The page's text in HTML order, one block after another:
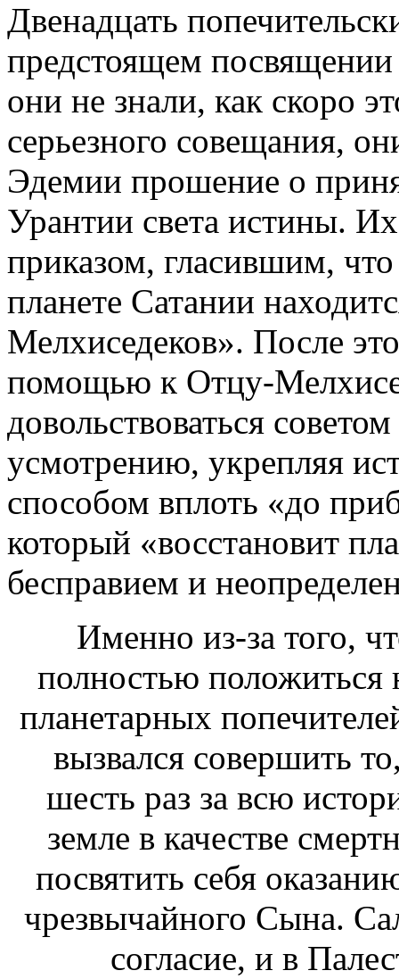
Двенадцать
предстоящем
они не знали, как скоро
серьезного совещания,
Эдемии прошение о
Урантии света истины.
приказом, гласившим,
планете Сатании
Мелхиседеков». После
помощью к Отцу-
довольствоваться
усмотрению, укрепляя
способом вплоть «до
который «восстановит
бесправием и
Именно из-за того,
полностью положиться
планетарных
вызвался совершить
шесть раз за всю
земле в качестве
посвятить себя
чрезвычайного Сына.
согласие, и в